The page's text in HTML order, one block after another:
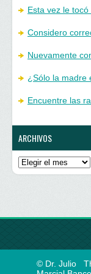
Esta vez le
Considero
Nuevamente
¿Sólo la madre
Encuentre las
ARCHIVOS
Archivos
© Dr. Julio